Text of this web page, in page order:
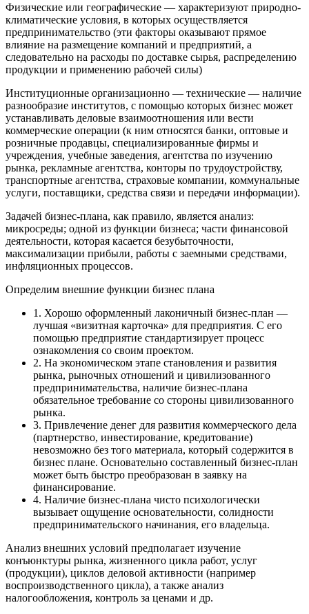
Физические или географические — характеризуют природно-
климатические условия, в которых осуществляется
предпринимательство (эти факторы оказывают прямое
влияние на размещение компаний и предприятий, а
следовательно на расходы по доставке сырья, распределению
продукции и применению рабочей силы)
Институционные организационно — технические — наличие
разнообразие институтов, с помощью которых бизнес может
устанавливать деловые взаимоотношения или вести
коммерческие операции (к ним относятся банки, оптовые и
розничные продавцы, специализированные фирмы и
учреждения, учебные заведения, агентства по изучению
рынка, рекламные агентства, конторы по трудоустройству,
транспортные агентства, страховые компании, коммунальные
услуги, поставщики, средства связи и передачи информации).
Задачей бизнес-плана, как правило, является анализ:
микросреды; одной из функции бизнеса; части финансовой
деятельности, которая касается безубыточности,
максимализации прибыли, работы с заемными средствами,
инфляционных процессов.
Определим внешние функции бизнес плана
1. Хорошо оформленный лаконичный бизнес-план —
лучшая «визитная карточка» для предприятия. С его
помощью предприятие стандартизирует процесс
ознакомления со своим проектом.
2. На экономическом этапе становления и развития
рынка, рыночных отношений и цивилизованного
предпринимательства, наличие бизнес-плана
обязательное требование со стороны цивилизованного
рынка.
3. Привлечение денег для развития коммерческого дела
(партнерство, инвестирование, кредитование)
невозможно без того материала, который содержится в
бизнес плане. Основательно составленный бизнес-план
может быть быстро преобразован в заявку на
финансирование.
4. Наличие бизнес-плана чисто психологически
вызывает ощущение основательности, солидности
предпринимательского начинания, его владельца.
Анализ внешних условий предполагает изучение
конъюнктуры рынка, жизненного цикла работ, услуг
(продукции), циклов деловой активности (например
воспроизводственного цикла), а также анализ
налогообложения, контроль за ценами и др.